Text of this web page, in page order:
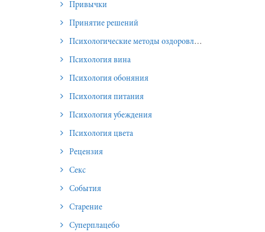
Привычки
Принятие решений
Психологические методы оздоровления и омоложения
Психология вина
Психология обоняния
Психология питания
Психология убеждения
Психология цвета
Рецензия
Секс
События
Старение
Суперплацебо